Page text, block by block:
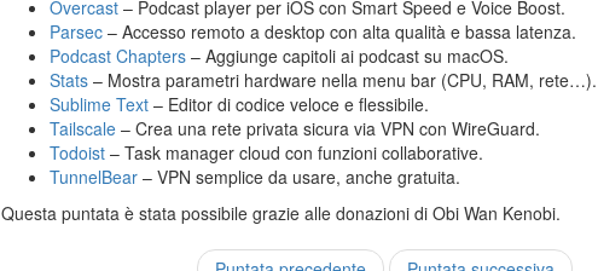
Overcast – Podcast player per iOS con Smart Speed e Voice Boost.
Parsec – Accesso remoto a desktop con alta qualità e bassa latenza.
Podcast Chapters – Aggiunge capitoli ai podcast su macOS.
Stats – Mostra parametri hardware nella menu bar (CPU, RAM, rete…).
Sublime Text – Editor di codice veloce e flessibile.
Tailscale – Crea una rete privata sicura via VPN con WireGuard.
Todoist – Task manager cloud con funzioni collaborative.
TunnelBear – VPN semplice da usare, anche gratuita.
Questa puntata è stata possibile grazie alle donazioni di Obi Wan Kenobi.